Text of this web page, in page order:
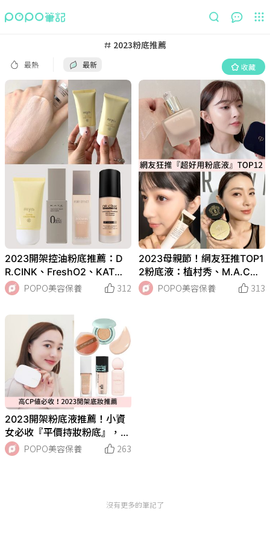
2023粉底推薦
最熱 最新 收藏
收藏
2023開架控油粉底推薦：D
R.CINK、FreshO2、KAT
E…，網友好評夏季必買持妝
粉底，一抹就像肌膚會呼吸！
POPO美容保養 312
2023母親節！網友狂推TOP1
2粉底液：植村秀、M.A.C、
RMK…，高達24組母檔超優
惠組合一次看！
POPO美容保養 313
2023開架粉底液推薦！小資
女必收『平價持妝粉底』，高
遮瑕、修飾毛孔、水感服貼，
微霧奶油肌輕鬆get！
POPO美容保養 263
沒有更多的筆記了